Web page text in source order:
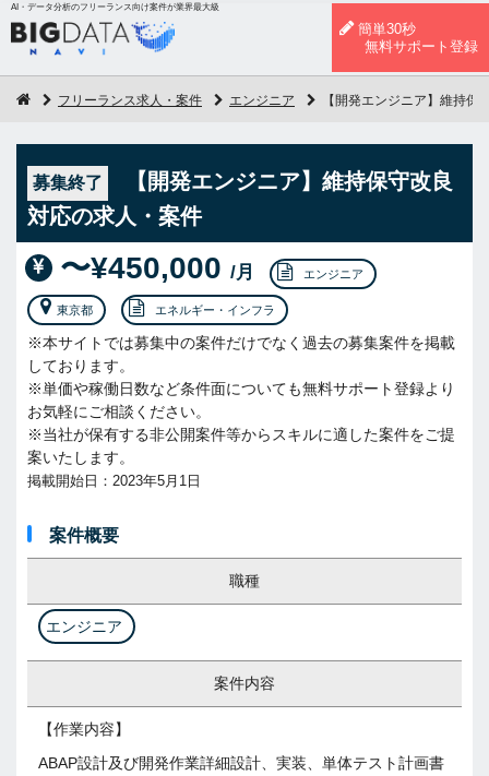
AI・データ分析のフリーランス向け案件が業界最大級
簡単30秒
無料サポート登録
フリーランス求人・案件 エンジニア 【開発エンジニア】維持保
募集終了
【開発エンジニア】維持保守改良
対応の求人・案件
〜¥450,000 /月 エンジニア
東京都 エネルギー・インフラ
※本サイトでは募集中の案件だけでなく過去の募集案件を掲載
しております。
※単価や稼働日数など条件面についても無料サポート登録より
お気軽にご相談ください。
※当社が保有する非公開案件等からスキルに適した案件をご提
案いたします。
掲載開始日：2023年5月1日
案件概要
職種
エンジニア
案件内容
【作業内容】
ABAP設計及び開発作業詳細設計、実装、単体テスト計画書